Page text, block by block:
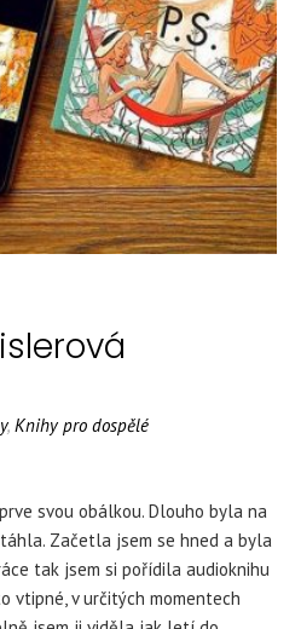
, Knihy pro dospělé
svou obálkou. Dlouho byla na
Začetla jsem se hned a byla
tak jsem si pořídila audioknihu
vtipné, v určitých momentech